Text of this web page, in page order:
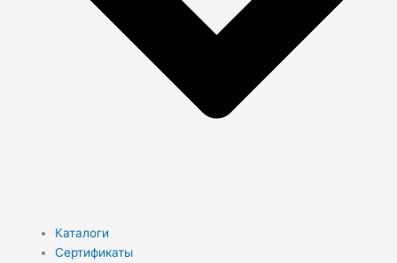
Каталоги
Сертификаты